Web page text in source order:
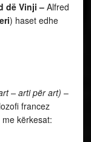
dë Vinji –Alfred
) haset edhe
– arti për art) –
francez
kërkesat: